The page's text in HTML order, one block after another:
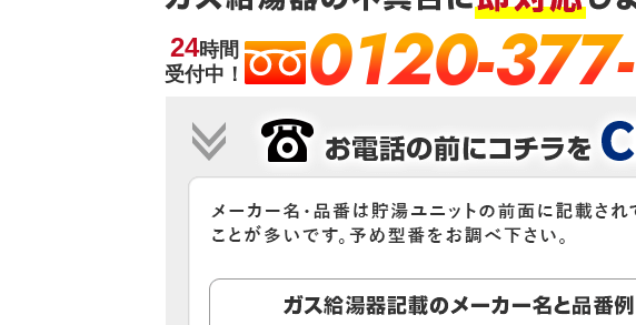
24時間
受付中！
0120-